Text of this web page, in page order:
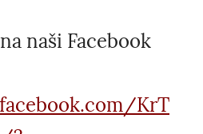
naši Facebook
KrT